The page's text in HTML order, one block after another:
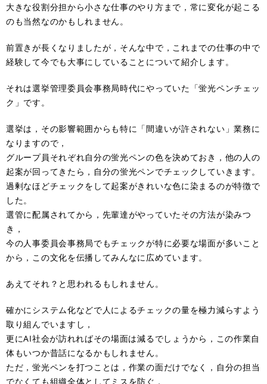
大きな役割分担から小さな仕事のやり方まで，常に変化が起こる
のも当然なのかもしれません。
前置きが長くなりましたが，そんな中で，これまでの仕事の中で
経験して今でも大事にしていることについて紹介します。
それは選挙管理委員会事務局時代にやっていた「蛍光ペンチェッ
ク」です。
選挙は，その影響範囲からも特に「間違いが許されない」業務に
なりますので，
グループ員それぞれ自分の蛍光ペンの色を決めておき，他の人の
起案が回ってきたら，自分の蛍光ペンでチェックしていきます。
過剰なほどチェックをして起案がきれいな色に染まるのが特徴で
した。
選管に配属されてから，先輩達がやっていたその方法が染みつ
き，
今の人事委員会事務局でもチェックが特に必要な場面が多いこと
から，この文化を伝播してみんなに広めています。
あえてそれ？と思われるもしれません。
確かにシステム化などで人によるチェックの量を極力減らすよう
取り組んでいますし，
更にAI社会が訪れればその場面は減るでしょうから，この作業自
体もいつか昔話になるかもしれません。
ただ，蛍光ペンを打つことは，作業の面だけでなく，自分の担当
でなくても組織全体としてミスを防ぐ，